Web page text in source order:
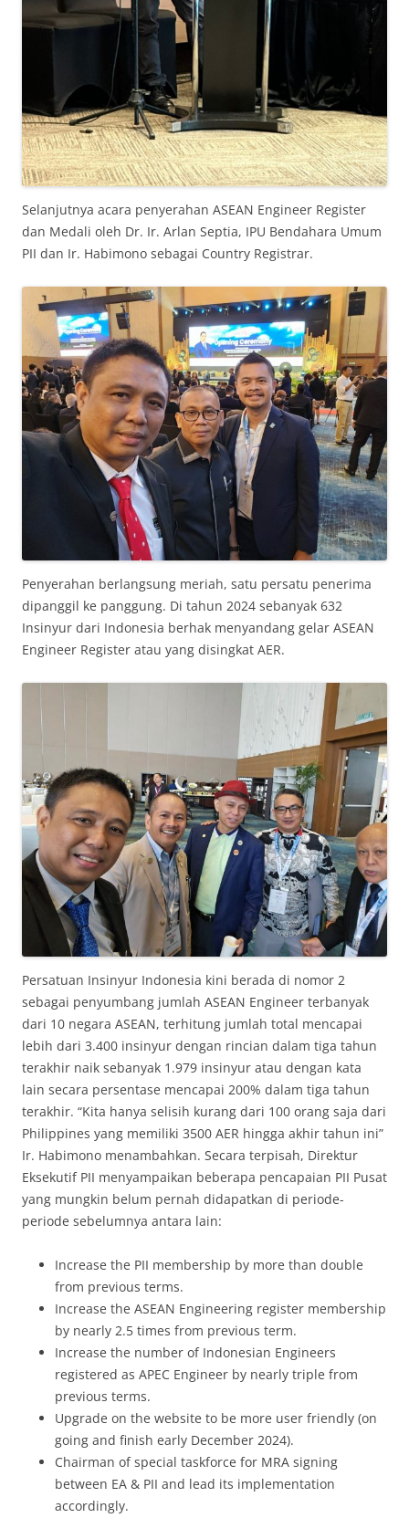
Selanjutnya acara penyerahan ASEAN Engineer Register
dan Medali oleh Dr. Ir. Arlan Septia, IPU Bendahara Umum
PII dan Ir. Habimono sebagai Country Registrar.
Penyerahan berlangsung meriah, satu persatu penerima
dipanggil ke panggung. Di tahun 2024 sebanyak 632
Insinyur dari Indonesia berhak menyandang gelar ASEAN
Engineer Register atau yang disingkat AER.
Persatuan Insinyur Indonesia kini berada di nomor 2
sebagai penyumbang jumlah ASEAN Engineer terbanyak
dari 10 negara ASEAN, terhitung jumlah total mencapai
lebih dari 3.400 insinyur dengan rincian dalam tiga tahun
terakhir naik sebanyak 1.979 insinyur atau dengan kata
lain secara persentase mencapai 200% dalam tiga tahun
terakhir. “Kita hanya selisih kurang dari 100 orang saja dari
Philippines yang memiliki 3500 AER hingga akhir tahun ini”
Ir. Habimono menambahkan. Secara terpisah, Direktur
Eksekutif PII menyampaikan beberapa pencapaian PII Pusat
yang mungkin belum pernah didapatkan di periode-
periode sebelumnya antara lain:
Increase the PII membership by more than double
from previous terms.
Increase the ASEAN Engineering register membership
by nearly 2.5 times from previous term.
Increase the number of Indonesian Engineers
registered as APEC Engineer by nearly triple from
previous terms.
Upgrade on the website to be more user friendly (on
going and finish early December 2024).
Chairman of special taskforce for MRA signing
between EA & PII and lead its implementation
accordingly.